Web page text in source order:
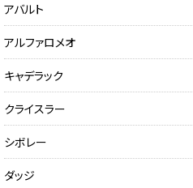
アバルト
アルファロメオ
キャデラック
クライスラー
シボレー
ダッジ